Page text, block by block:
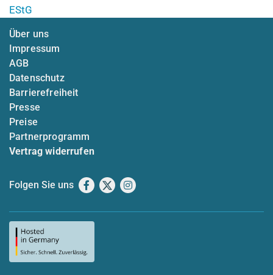
EStG
Über uns
Impressum
AGB
Datenschutz
Barrierefreiheit
Presse
Preise
Partnerprogramm
Vertrag widerrufen
Folgen Sie uns Facebook
X Instagram